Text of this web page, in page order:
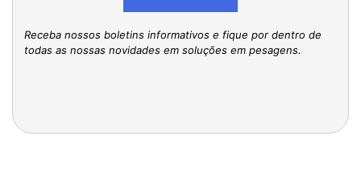
Receba nossos boletins informativos e fique por dentro de
todas as nossas novidades em soluções em pesagens.